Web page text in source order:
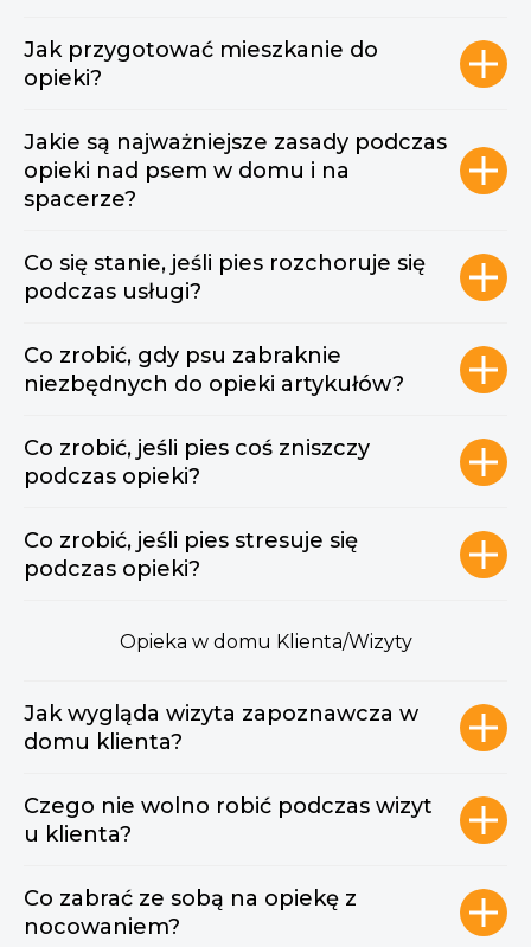
Jak przygotować mieszkanie do
opieki?
Jakie są najważniejsze zasady podczas
opieki nad psem w domu i na
spacerze?
Co się stanie, jeśli pies rozchoruje się
podczas usługi?
Co zrobić, gdy psu zabraknie
niezbędnych do opieki artykułów?
Co zrobić, jeśli pies coś zniszczy
podczas opieki?
Co zrobić, jeśli pies stresuje się
podczas opieki?
Opieka w domu Klienta/Wizyty
Jak wygląda wizyta zapoznawcza w
domu klienta?
Czego nie wolno robić podczas wizyt
u klienta?
Co zabrać ze sobą na opiekę z
nocowaniem?